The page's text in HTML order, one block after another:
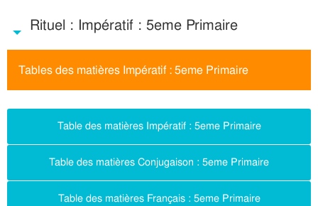
Rituel : Impératif : 5eme Primaire
Tables des matières Impératif : 5eme Primaire
Table des matières Impératif : 5eme Primaire
Table des matières Conjugaison : 5eme Primaire
Table des matières Français : 5eme Primaire